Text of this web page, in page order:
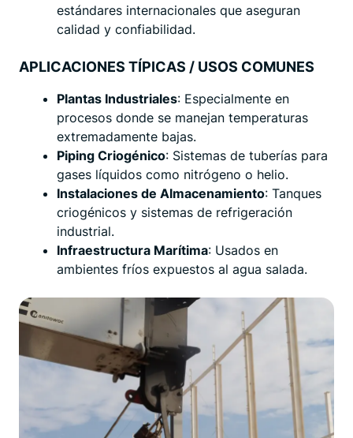
estándares internacionales que aseguran
calidad y confiabilidad.
APLICACIONES TÍPICAS / USOS COMUNES
Plantas Industriales: Especialmente en
procesos donde se manejan temperaturas
extremadamente bajas.
Piping Criogénico: Sistemas de tuberías para
gases líquidos como nitrógeno o helio.
Instalaciones de Almacenamiento: Tanques
criogénicos y sistemas de refrigeración
industrial.
Infraestructura Marítima: Usados en
ambientes fríos expuestos al agua salada.